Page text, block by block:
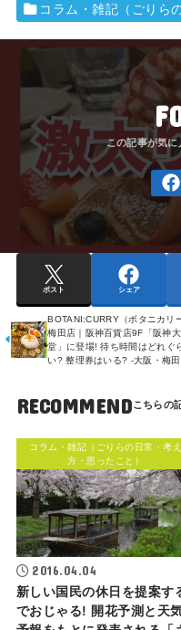
コラム・雑記（ごりら
ポスト シェア
BOTANI:CURRY（ボタニカリ
梅田店｜阪神百貨店9F「阪神
堂」に登場! 待ち時間はどれぐ
い? 整理券はいる? -大阪・梅田
RECOMMEND
コラム・雑記（ごりらの日常・考え
方・思ったこと）
2016.04.04
新しい国民の休日を提案す
でおじゃる! 開花予測と天